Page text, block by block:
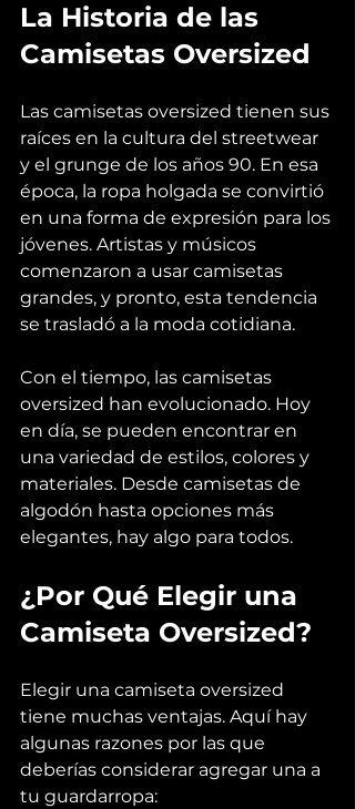
La Historia de las
Camisetas Oversized
Las camisetas oversized tienen sus
raíces en la cultura del streetwear
y el grunge de los años 90. En esa
época, la ropa holgada se convirtió
en una forma de expresión para los
jóvenes. Artistas y músicos
comenzaron a usar camisetas
grandes, y pronto, esta tendencia
se trasladó a la moda cotidiana.
Con el tiempo, las camisetas
oversized han evolucionado. Hoy
en día, se pueden encontrar en
una variedad de estilos, colores y
materiales. Desde camisetas de
algodón hasta opciones más
elegantes, hay algo para todos.
¿Por Qué Elegir una
Camiseta Oversized?
Elegir una camiseta oversized
tiene muchas ventajas. Aquí hay
algunas razones por las que
deberías considerar agregar una a
tu guardarropa: